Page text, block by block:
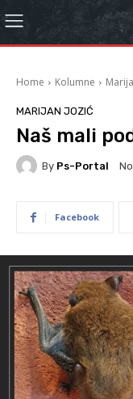
Home Kolumne
MARIJAN JOZIĆ
Naš mali
By Ps-Portal
Facebook